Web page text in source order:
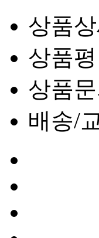
상품
상품평
상품
배송/